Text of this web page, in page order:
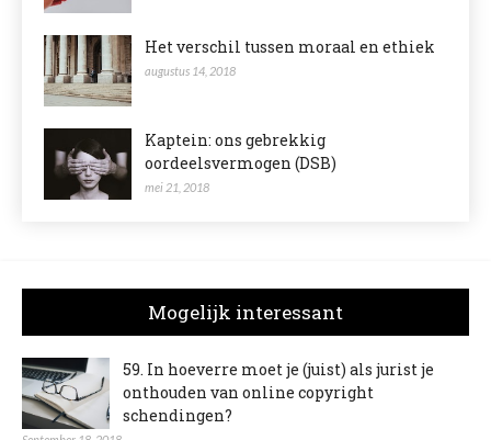
Het verschil tussen moraal en ethiek
augustus 14, 2018
Kaptein: ons gebrekkig
oordeelsvermogen (DSB)
mei 21, 2018
Mogelijk interessant
59. In hoeverre moet je (juist) als jurist je
onthouden van online copyright
schendingen?